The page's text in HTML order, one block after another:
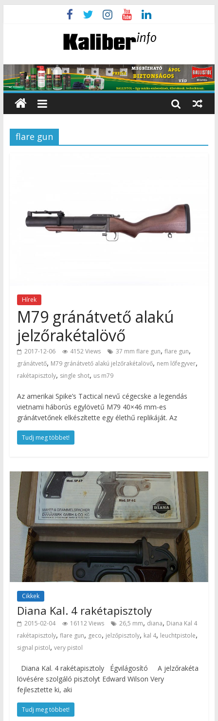
flare gun
Hírek
M79 gránátvető alakú
jelzőrakétalövő
2017-12-06 4152 Views 37 mm flare gun, flare gun,
gránátvető, M79 gránátvető alakú jelzőrakétalövő, nem lőfegyver,
rakétapisztoly, single shot, us m79
Az amerikai Spike’s Tactical nevű cégecske a legendás
vietnami háborús egylövetű M79 40×46 mm-es
gránátvetőnek elkészítette egy élethű replikáját. Az
Tudj meg többet!
Cikkek
Diana Kal. 4 rakétapisztoly
2015-02-04 16112 Views 26,5 mm, diana, Diana Kal 4
rakétapisztoly, flare gun, geco, jelzőpisztoly, kal 4, leuchtpistole,
signal pistol, very pistol
Diana Kal. 4 rakétapisztoly Égvilágosító A jelzőrakéta
lövésére szolgáló pisztolyt Edward Wilson Very
fejlesztette ki, aki
Tudj meg többet!